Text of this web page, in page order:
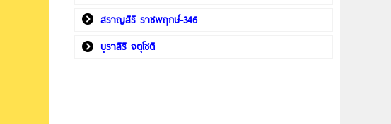
สราญสิริ ราชพฤกษ์-346
บุราสิริ จตุโชติ